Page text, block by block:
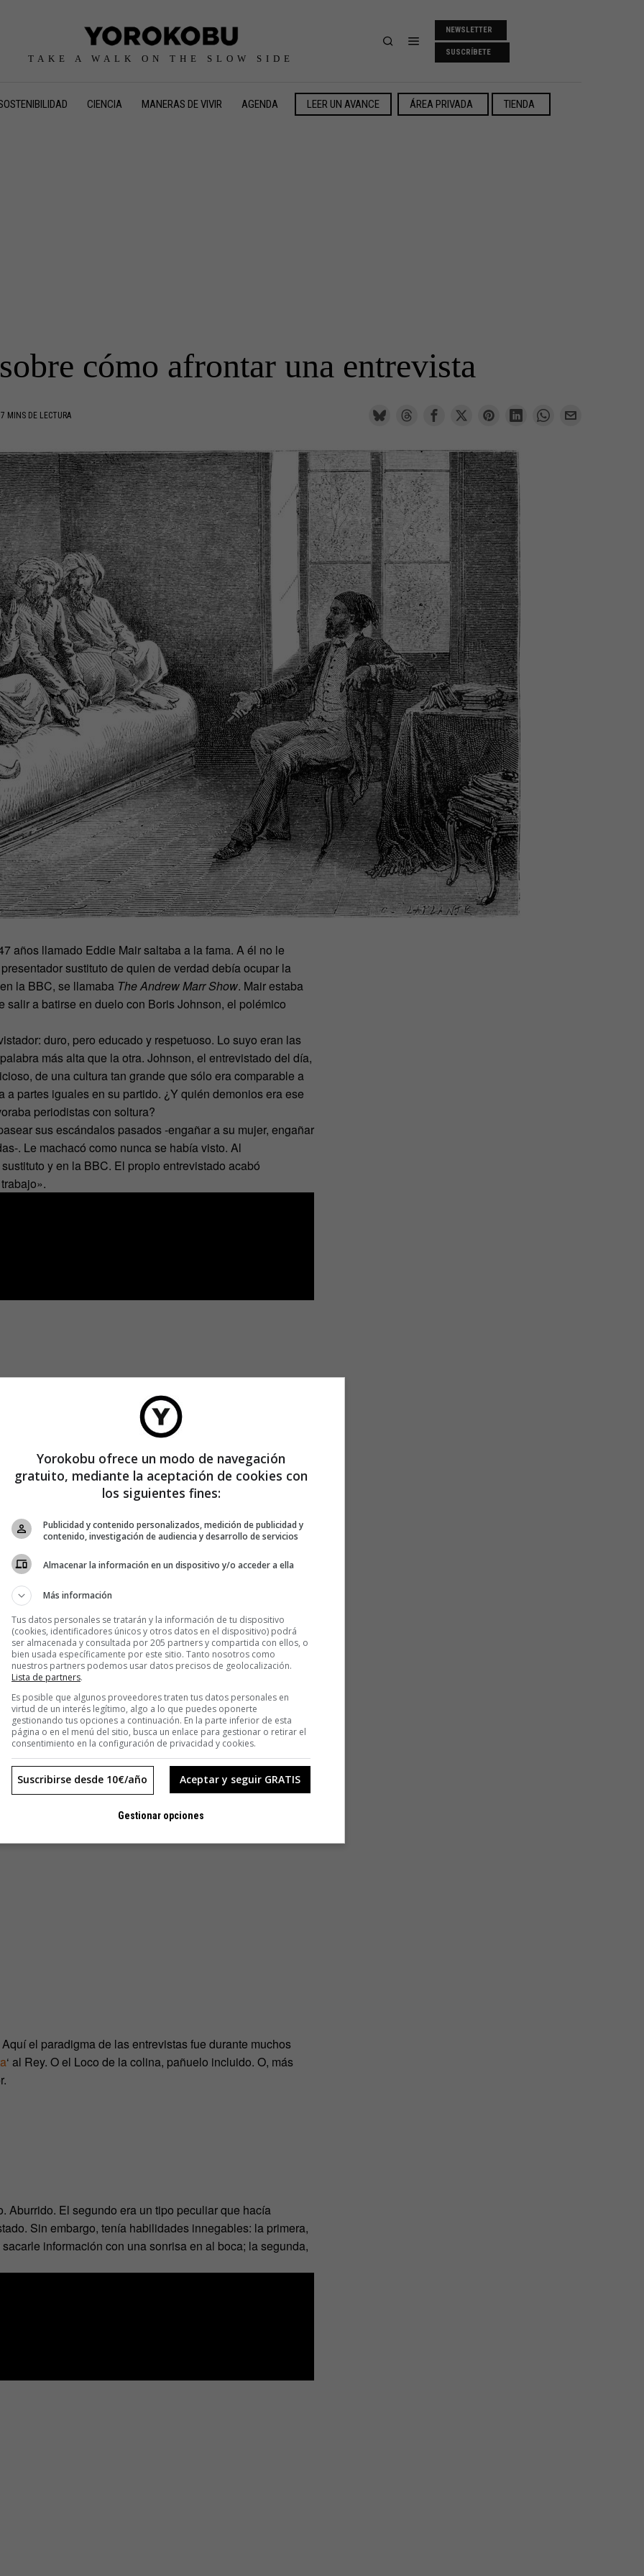
TAKE A WALK ON THE SLOW SIDE
NEWSLETTER
SUSCRÍBETE
CIENCIA MANERAS DE VIVIR AGENDA LEER UN AVANCE ÁREA PRIVADA TIENDA
cómo afrontar una entrevista
7 MINS DE LECTURA
años llamado Eddie Mair saltaba a la fama. A él no le
sustituto de quien de verdad debía ocupar la
la BBC, se llamaba The Andrew Marr Show. Mair estaba
a batirse en duelo con Boris Johnson, el polémico
duro, pero educado y respetuoso. Lo suyo eran las
más alta que la otra. Johnson, el entrevistado del día,
de una cultura tan grande que sólo era comparable a
partes iguales en su partido. ¿Y quién demonios era ese
periodistas con soltura?
sus escándalos pasados -engañar a su mujer, engañar
. Le machacó como nunca se había visto. Al
y en la BBC. El propio entrevistado acabó
suelen sonar a nombres como el de Jeremy Paxman,
emisora. Su estilo ha dejado huella durante los últimos
el paradigma de las entrevistas fue durante muchos
‘ al Rey. O el Loco de la colina, pañuelo incluido. O, más
Aburrido. El segundo era un tipo peculiar que hacía
Sin embargo, tenía habilidades innegables: la primera,
información con una sonrisa en al boca; la segunda,
Yorokobu ofrece un modo de navegación
gratuito, mediante la aceptación de cookies con
los siguientes fines:
Publicidad y contenido personalizados, medición de publicidad y
contenido, investigación de audiencia y desarrollo de servicios
Almacenar la información en un dispositivo y/o acceder a ella
Más información
Tus datos personales se tratarán y la información de tu dispositivo
(cookies, identificadores únicos y otros datos en el dispositivo) podrá
ser almacenada y consultada por 205 partners y compartida con ellos, o
bien usada específicamente por este sitio. Tanto nosotros como
nuestros partners podemos usar datos precisos de geolocalización.
Lista de partners.
Es posible que algunos proveedores traten tus datos personales en
virtud de un interés legítimo, algo a lo que puedes oponerte
gestionando tus opciones a continuación. En la parte inferior de esta
página o en el menú del sitio, busca un enlace para gestionar o retirar el
consentimiento en la configuración de privacidad y cookies.
Aceptar y seguir GRATIS
Suscribirse desde 10€/año
Gestionar opciones